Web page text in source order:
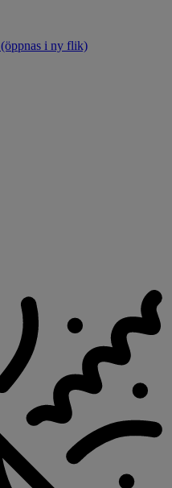
(öppnas i ny flik)